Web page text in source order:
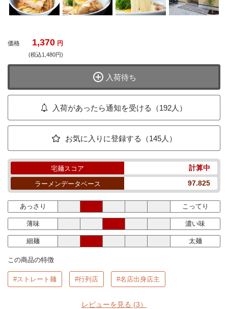
価格 1,370 円
(税込1,480円)
入荷待ち
入荷があったら通知を受ける（192人）
お気に入りに登録する（145人）
宅麺スコア 計算中
ラーメンデータベース 97.825
あっさり こってり
薄味 濃い味
細麺 太麺
この商品の特徴
#ストレート麺 #行列店 #名店出身店主
レビューを見る (3）